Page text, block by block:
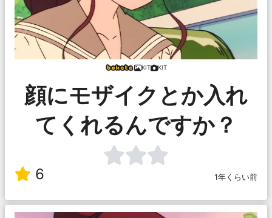
KIT KIT
顔にモザイクとか入れ
てくれるんですか？
6 1年くらい前